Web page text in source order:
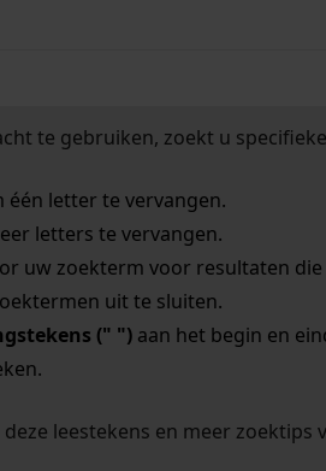
te gebruiken, zoekt u
letter te vervangen.
letters te vervangen.
uw zoekterm voor resultaten die
uit te sluiten.
(" ")aan het begin en
leestekens en meer zoektips